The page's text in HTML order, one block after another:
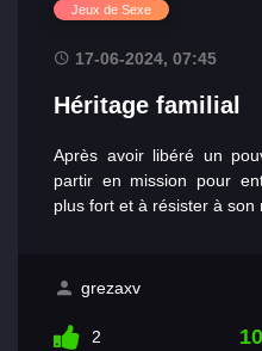
Jeux de Sexe
17-06-2024, 07:45
Héritage familial
Après avoir libéré un
partir en mission pour
plus fort et à résister à son
grezaxv
2